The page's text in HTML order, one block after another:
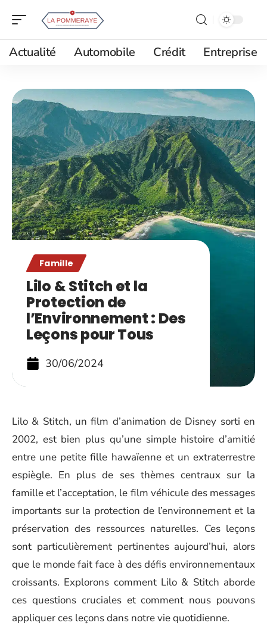
Actualité Automobile Crédit Entreprise
Famille
Lilo & Stitch et la
Protection de
l’Environnement : Des
Leçons pour Tous
30/06/2024
Lilo & Stitch, un film d’animation de Disney sorti en
2002, est bien plus qu’une simple histoire d’amitié
entre une petite fille hawaïenne et un extraterrestre
espiègle. En plus de ses thèmes centraux sur la
famille et l’acceptation, le film véhicule des messages
importants sur la protection de l’environnement et la
préservation des ressources naturelles. Ces leçons
sont particulièrement pertinentes aujourd’hui, alors
que le monde fait face à des défis environnementaux
croissants. Explorons comment Lilo & Stitch aborde
ces questions cruciales et comment nous pouvons
appliquer ces leçons dans notre vie quotidienne.